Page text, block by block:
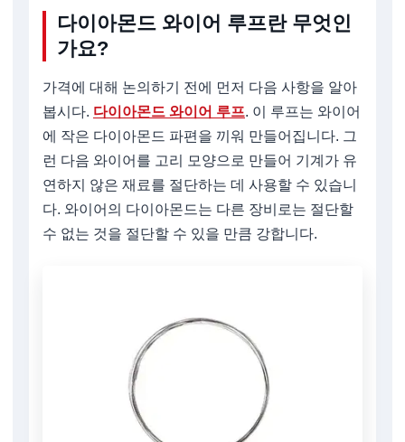
다이아몬드 와이어 루프란 무엇인
가요?
가격에 대해 논의하기 전에 먼저 다음 사항을 알아
봅시다. 다이아몬드 와이어 루프. 이 루프는 와이어
에 작은 다이아몬드 파편을 끼워 만들어집니다. 그
런 다음 와이어를 고리 모양으로 만들어 기계가 유
연하지 않은 재료를 절단하는 데 사용할 수 있습니
다. 와이어의 다이아몬드는 다른 장비로는 절단할
수 없는 것을 절단할 수 있을 만큼 강합니다.